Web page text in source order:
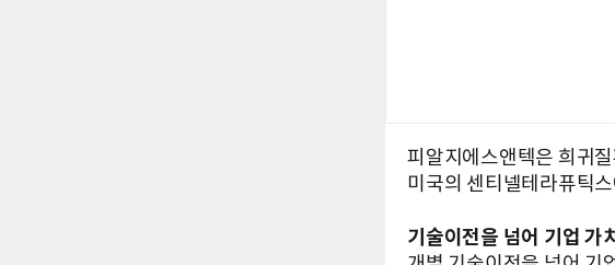
피알지에스앤텍은 희귀
미국의 센티넬테라퓨틱
기술이전을 넘어 기업 가